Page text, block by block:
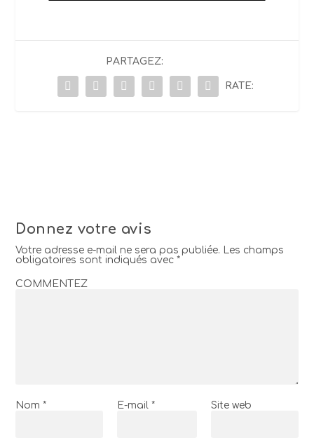
PARTAGEZ:
RATE:
Donnez votre avis
Votre adresse e-mail ne sera pas publiée. Les champs
obligatoires sont indiqués avec*
COMMENTEZ
Nom* E-mail * Site web